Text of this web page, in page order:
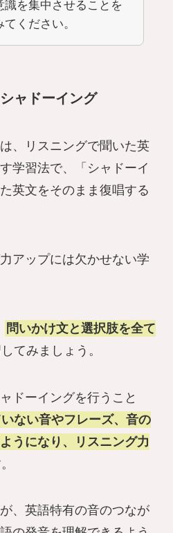
識を集中させることを
ください。
ャドーイング
、リスニングで聞いた英
学習法で、「シャドーイ
英文をそのまま復唱する
アップには欠かせない学
問いかけ文と選択肢を全て
てみましょう。
ドーイングを行うこと
ない音やフレーズ、音の
うになり、リスニング力
、英語特有の音のつなが